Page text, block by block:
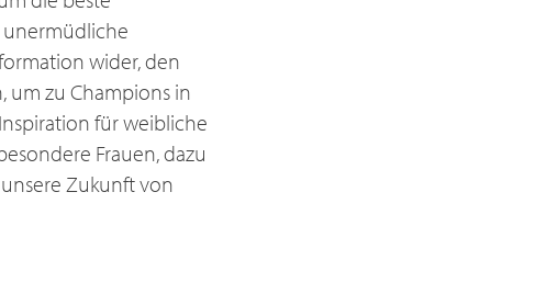
unermüdliche
wider, den
zu Champions in
für weibliche
Frauen, dazu
Zukunft von